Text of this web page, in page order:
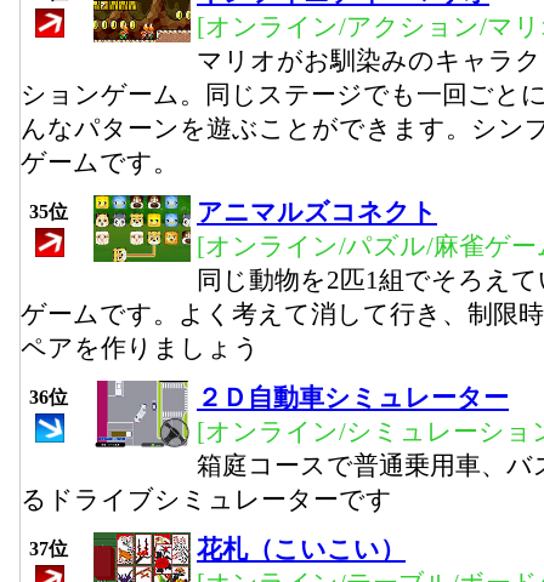
[オンライン/アクション/マ
マリオがお馴染みのキャラ
ションゲーム。同じステージでも一回ごと
んなパターンを遊ぶことができます。シン
ゲームです。
35位
アニマルズコネクト
[オンライン/パズル/麻雀ゲー
同じ動物を2匹1組でそろえ
ゲームです。よく考えて消して行き、制限
ペアを作りましょう
36位
２Ｄ自動車シミュレーター
[オンライン/シミュレーショ
箱庭コースで普通乗用車、
るドライブシミュレーターです
37位
花札（こいこい）